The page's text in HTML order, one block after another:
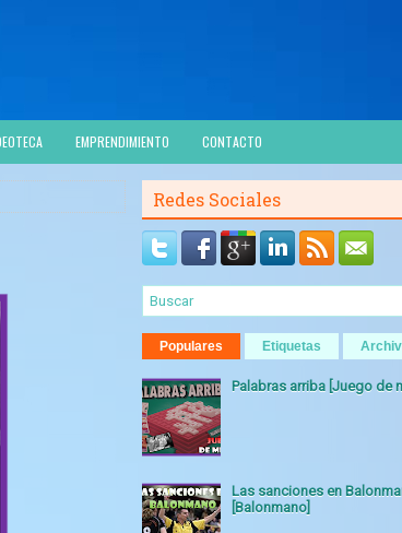
EMPRENDIMIENTO CONTACTO
Redes Sociales
Populares Etiquetas
Palabras arriba [Juego de
Las sanciones en
[Balonmano]